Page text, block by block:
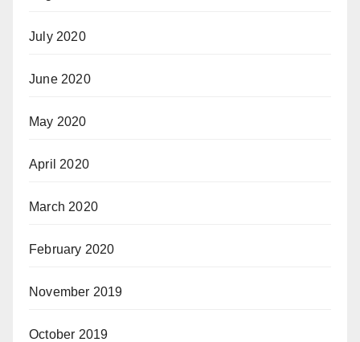
July 2020
June 2020
May 2020
April 2020
March 2020
February 2020
November 2019
October 2019